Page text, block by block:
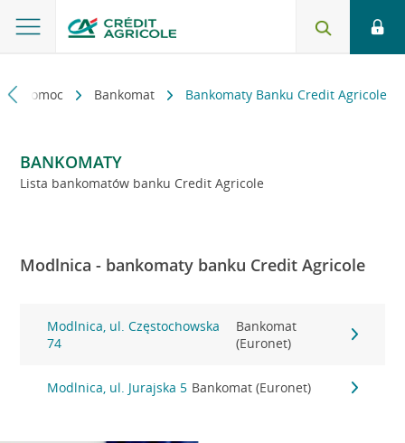
i pomoc Bankomat Bankomaty Banku Credit Agricole
BANKOMATY
Lista bankomatów banku Credit Agricole
Modlnica - bankomaty banku Credit Agricole
Modlnica, ul. Częstochowska
74
Bankomat
(Euronet)
Modlnica, ul. Jurajska 5 Bankomat (Euronet)